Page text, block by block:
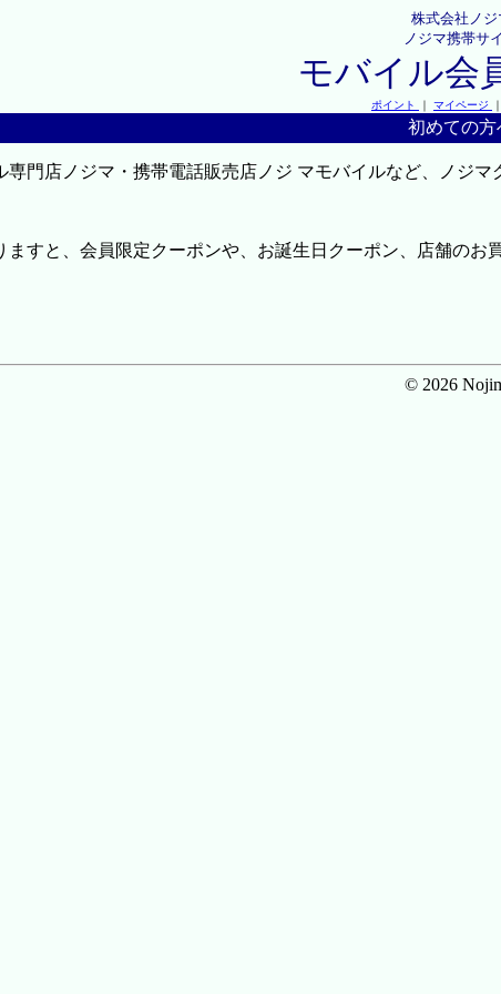
株式会社ノジ
ノジマ携帯サ
モバイル会
ポイント ｜ マイページ ｜
初めての方
門店ノジマ・携帯電話販売店ノジ マモバイルなど、ノジマ
ますと、会員限定クーポンや、お誕生日クーポン、店舗のお
© 2026